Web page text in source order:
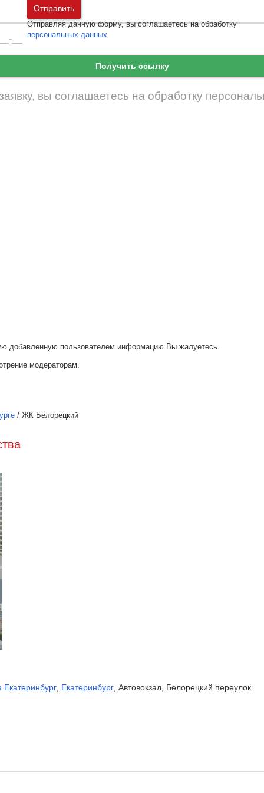
Москва
Московская область
Петербург иЛенинградская
Войти Забыли пароль
Ещё нет аккаунта?
Зарегистрироваться
добавленную пользователем информацию Вы жалуетесь.
модераторам.
/ ЖК Белорецкий
, Екатеринбург, Автовокзал, Белорецкий переулок
Получить ссылку
вы соглашаетесь на обработку
Отправить
Отправляя данную форму, вы соглашаетесь на обработку
персональных данных